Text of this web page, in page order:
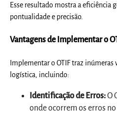
Esse resultado mostra a eficiência
pontualidade e precisão.
Vantagens de Implementar o
Implementar o OTIF traz inúmeras
logística, incluindo:
Identificação de Erros:O
onde ocorrem os erros